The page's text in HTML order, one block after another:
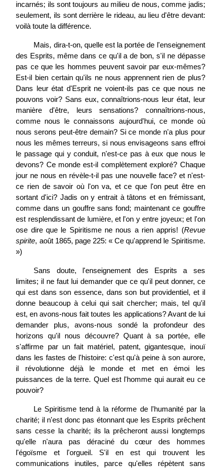
incarnés; ils sont toujours au milieu de nous, comme jadis;
seulement, ils sont derrière le rideau, au lieu d'être devant:
voilà toute la différence.
Mais, dira-t-on, quelle est la portée de l'enseignement
des Esprits, même dans ce qu'il a de bon, s'il ne dépasse
pas ce que les hommes peuvent savoir par eux-mêmes?
Est-il bien certain qu'ils ne nous apprennent rien de plus?
Dans leur état d'Esprit ne voient-ils pas ce que nous ne
pouvons voir? Sans eux, connaîtrions-nous leur état, leur
manière d'être, leurs sensations? connaîtrions-nous,
comme nous le connaissons aujourd'hui, ce monde où
nous serons peut-être demain? Si ce monde n'a plus pour
nous les mêmes terreurs, si nous envisageons sans effroi
le passage qui y conduit, n'est-ce pas à eux que nous le
devons? Ce monde est-il complètement exploré? Chaque
jour ne nous en révèle-t-il pas une nouvelle face? et n'est-
ce rien de savoir où l'on va, et ce que l'on peut être en
sortant d'ici? Jadis on y entrait à tâtons et en frémissant,
comme dans un gouffre sans fond; maintenant ce gouffre
est resplendissant de lumière, et l'on y entre joyeux; et l'on
ose dire que le Spiritisme ne nous a rien appris! (Revue
spirite, août 1865, page 225:«Ce qu'apprend le Spiritisme.
»)
Sans doute, l'enseignement des Esprits a ses
limites; il ne faut lui demander que ce qu'il peut donner, ce
qui est dans son essence, dans son but providentiel, et il
donne beaucoup à celui qui sait chercher; mais, tel qu'il
est, en avons-nous fait toutes les applications? Avant de lui
demander plus, avons-nous sondé la profondeur des
horizons qu'il nous découvre? Quant à sa portée, elle
s'affirme par un fait matériel, patent, gigantesque, inouï
dans les fastes de l'histoire: c'est qu'à peine à son aurore,
il révolutionne déjà le monde et met en émoi les
puissances de la terre. Quel est l'homme qui aurait eu ce
pouvoir?
Le Spiritisme tend à la réforme de l'humanité par la
charité; il n'est donc pas étonnant que les Esprits prêchent
sans cesse la charité; ils la prêcheront aussi longtemps
qu'elle n'aura pas déraciné du cœur des hommes
l'égoïsme et l'orgueil. S'il en est qui trouvent les
communications inutiles, parce qu'elles répètent sans